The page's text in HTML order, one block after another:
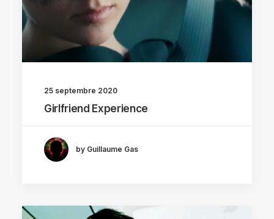
25 septembre 2020
Girlfriend Experience
by Guillaume Gas